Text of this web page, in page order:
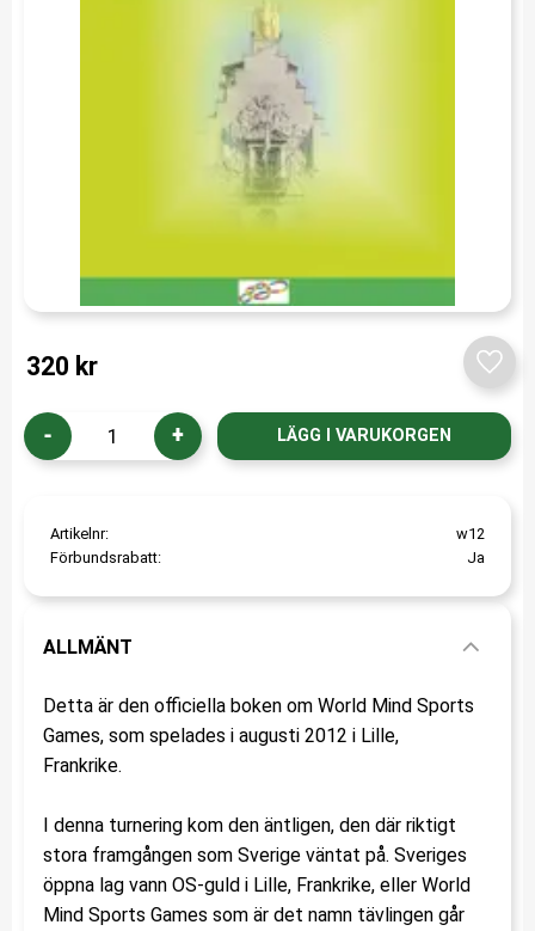
320 kr
+
-
Artikelnr
w12
Förbundsrabatt
Ja
ALLMÄNT
Detta är den officiella boken om World Mind Sports
Games, som spelades i augusti 2012 i Lille,
Frankrike.
I denna turnering kom den äntligen, den där riktigt
stora framgången som Sverige väntat på. Sveriges
öppna lag vann OS-guld i Lille, Frankrike, eller World
Mind Sports Games som är det namn tävlingen går